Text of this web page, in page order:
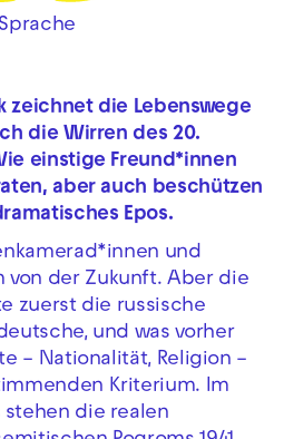
zeichnet die Lebenswege
die Wirren des 20.
einstige Freund*innen
aber auch beschützen
Epos.
und
von der Zukunft. Aber die
zuerst die russische
und was vorher
– Nationalität, Religion –
Kriterium. Im
stehen die realen